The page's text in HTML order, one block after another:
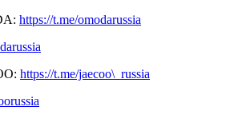
https://t.me/omodarussia
https://t.me/jaecoo\_russia